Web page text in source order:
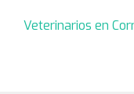
Veterinarios en